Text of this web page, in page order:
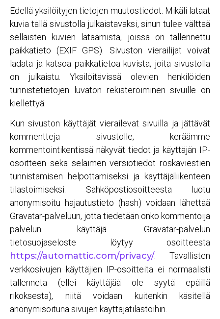
Edellä yksilöityjen tietojen muutostiedot. Mikäli lataat
kuvia tällä sivustolla julkaistavaksi, sinun tulee välttää
sellaisten kuvien lataamista, joissa on tallennettu
paikkatieto (EXIF GPS). Sivuston vierailijat voivat
ladata ja katsoa paikkatietoa kuvista, joita sivustolla
on julkaistu. Yksilöitävissä olevien henkilöiden
tunnistetietojen luvaton rekisteröiminen sivuille on
kiellettyä.
Kun sivuston käyttäjät vierailevat sivuilla ja jättävät
kommentteja sivustolle, keräämme
kommentointikentissä näkyvät tiedot ja käyttäjän IP-
osoitteen sekä selaimen versiotiedot roskaviestien
tunnistamisen helpottamiseksi ja käyttäjäliikenteen
tilastoimiseksi. Sähköpostiosoitteesta luotu
anonymisoitu hajautustieto (hash) voidaan lähettää
Gravatar-palveluun, jotta tiedetään onko kommentoija
palvelun käyttäjä. Gravatar-palvelun
tietosuojaseloste löytyy osoitteesta
https://automattic.com/privacy/. Tavallisten
verkkosivujen käyttäjien IP-osoitteita ei normaalisti
tallenneta (ellei käyttäjää ole syytä epäillä
rikoksesta), niitä voidaan kuitenkin käsitellä
anonymisoituna sivujen käyttäjätilastoihin.